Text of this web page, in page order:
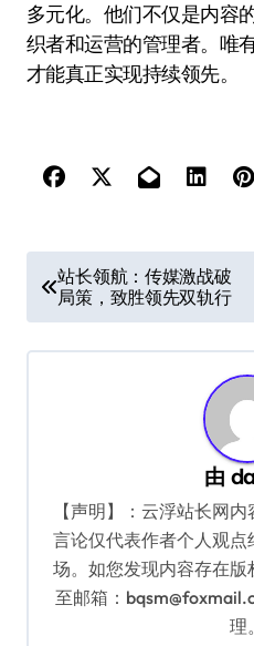
多元化。他们不仅是内容
织者和运营的管理者。唯
才能真正实现持续领先。
章
导
站长领航：传媒激战破
局策，致胜领先双轨行
由
【声明】：云浮站长网
言论仅代表作者个人观
场。如您发现内容存在
至邮箱：
理。